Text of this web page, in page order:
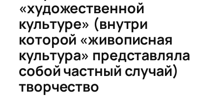
«художественной
культуре» (внутри
которой «живописная
культура» представляла
собой частный случай)
творчество